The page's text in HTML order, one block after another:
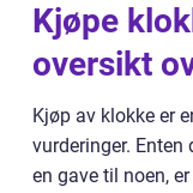
Kjøpe
oversikt
Kjøp av klokke er
vurderinger.
en gave til noen,